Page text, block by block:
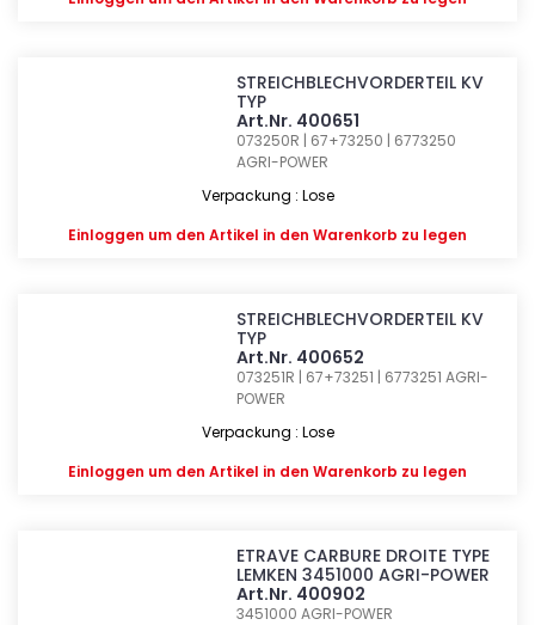
STREICHBLECHVORDERTEIL KV
TYP
Art.Nr. 400651
073250R | 67+73250 | 6773250
AGRI-POWER
Verpackung : Lose
Einloggen um den Artikel in den Warenkorb zu legen
STREICHBLECHVORDERTEIL KV
TYP
Art.Nr. 400652
073251R | 67+73251 | 6773251AGRI-
POWER
Verpackung : Lose
Einloggen um den Artikel in den Warenkorb zu legen
ETRAVE CARBURE DROITE TYPE
LEMKEN 3451000 AGRI-POWER
Art.Nr. 400902
3451000AGRI-POWER